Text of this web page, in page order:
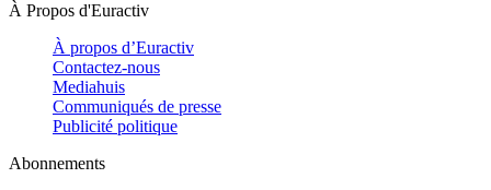
À Propos d'Euractiv
À propos d’Euractiv
Contactez-nous
Mediahuis
Communiqués de presse
Publicité politique
Abonnements